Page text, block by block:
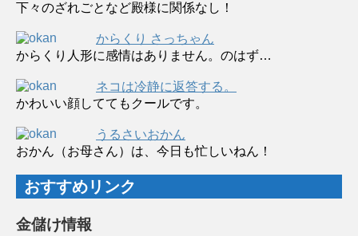
下々のざれごとなど殿様に関係なし！
からくり さっちゃん
からくり人形に感情はありません。のはず…
ネコは冷静に返答する。
かわいい顔しててもクールです。
うるさいおかん
おかん（お母さん）は、今日も忙しいねん！
おすすめリンク
金儲け情報